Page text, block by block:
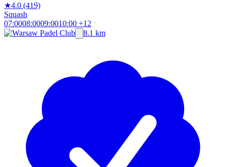
★4.0 (419)
Squash
07:0008:0009:0010:00 +12
8.1 km